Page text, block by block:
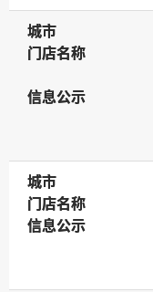
城市
城市
门店名称
门店名称
信息公示
信息公示
城市
城市
门店名称
门店名称
信息公示
信息公示